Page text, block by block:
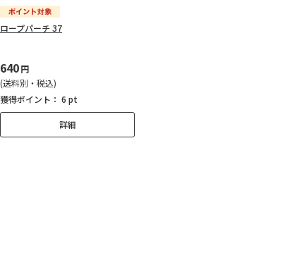
ロープパーチ 37
640円
(送料別・税込)
獲得ポイント： 6 pt
詳細